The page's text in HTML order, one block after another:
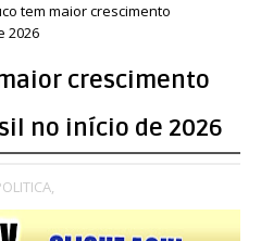
tem maior crescimento
2026
crescimento
no início de 2026